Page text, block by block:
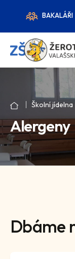
BAKALÁŘI
Školní jídelna
Alergeny
Dbáme